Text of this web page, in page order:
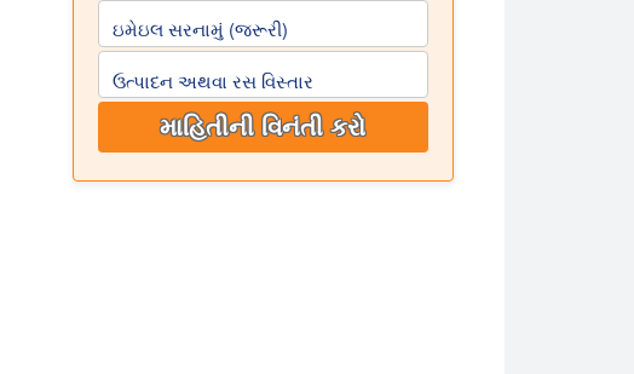
ઇમેઇલ સરનામું (જરૂરી)
ઉત્પાદન અથવા રસ વિસ્તાર
માહિતીની વિનંતી કરો